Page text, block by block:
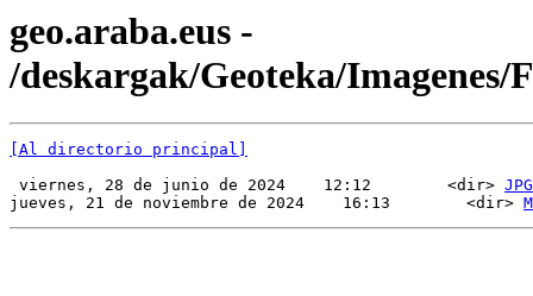
geo.araba.eus -
/deskargak/Geoteka/Imagenes/
[Al directorio principal]
viernes, 28 de junio de 2024    12:12        <dir> JPG
jueves, 21 de noviembre de 2024    16:13        <dir>